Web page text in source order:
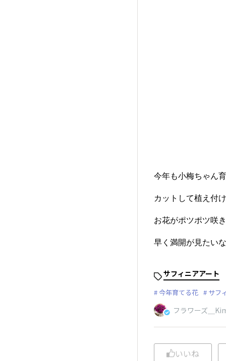
今年も小梅ちゃん
カットして植え付
お花がポツポツ咲
早く満開が見たい
サフィニアアート
今年育てる花 サフ
フラワーズ＿
いいね